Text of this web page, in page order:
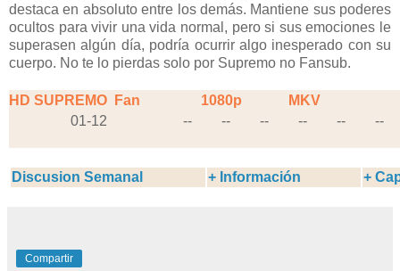
destaca en absoluto entre los demás. Mantiene sus poderes
ocultos para vivir una vida normal, pero si sus emociones le
superasen algún día, podría ocurrir algo inesperado con su
cuerpo. No te lo pierdas solo por Supremo no Fansub.
HD SUPREMO Fan 1080p
MKV
01-12
-- -- -- -- -- --
Discusion Semanal + Información +
Compartir